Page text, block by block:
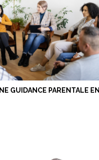
GUIDANCE PARENTALE EN